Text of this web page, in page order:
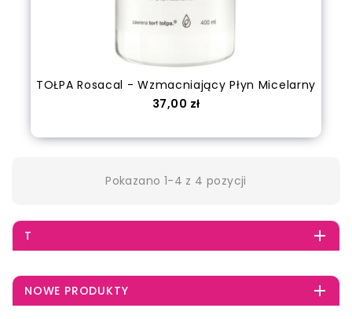
TOŁPA Rosacal - Wzmacniający Płyn Micelarny
Cena
37,00 zł
Pokazano 1-4 z 4 pozycji
T 
NOWE PRODUKTY 